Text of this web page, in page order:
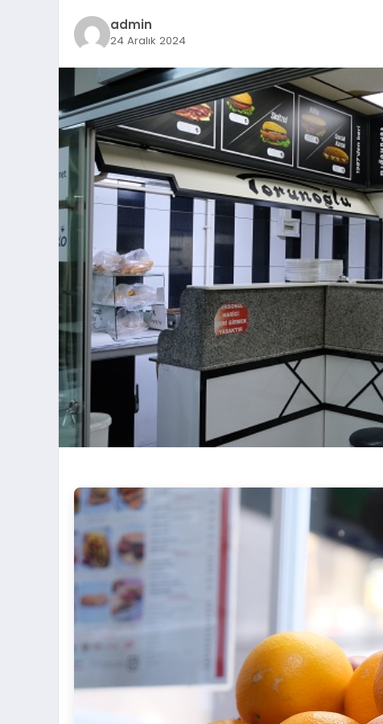
admin
24 Aralık 2024